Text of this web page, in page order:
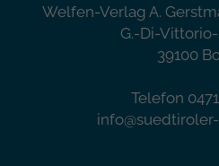
Welfen-Verlag A.
G.-Di-
39100
Telefon